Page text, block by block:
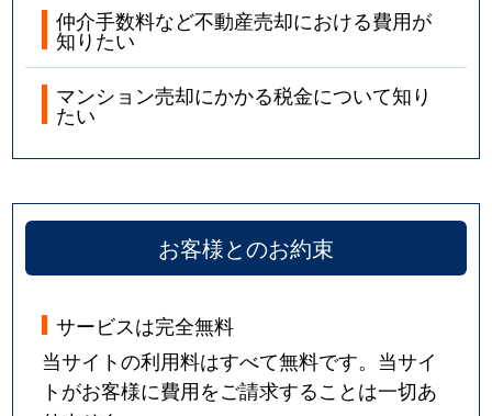
仲介手数料など不動産売却における費用が
知りたい
マンション売却にかかる税金について知り
たい
お客様とのお約束
サービスは完全無料
当サイトの利用料はすべて無料です。当サイ
トがお客様に費用をご請求することは一切あ